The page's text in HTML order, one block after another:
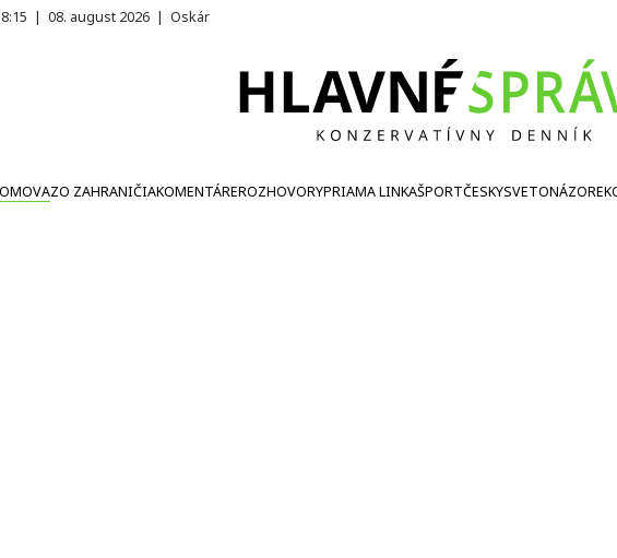
| 08. august 2026 | Oskár
ZO ZAHRANIČIAKOMENTÁREROZHOVORYPRIAMA LINKAŠPORTČESKYSVETONÁZOR